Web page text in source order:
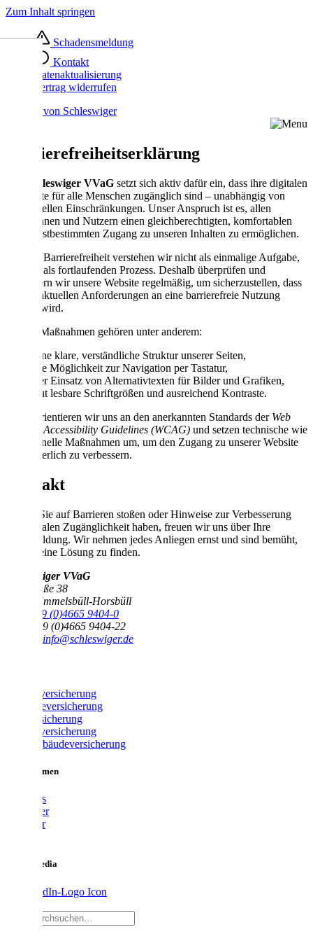
Zum Inhalt springen
Schadensmeldung
Kontakt
Datenaktualisierung
Vertrag widerrufen
Barrierefreiheits­erklärung
Schleswiger VVaG setzt sich aktiv dafür ein, dass ihre digitalen
Angebote für alle Menschen zugänglich sind – unabhängig von
individuellen Einschränkungen. Unser Anspruch ist es, allen
Nutzerinnen und Nutzern einen gleichberechtigten, komfortablen
und selbstbestimmten Zugang zu unseren Inhalten zu ermöglichen.
Digitale Barrierefreiheit verstehen wir nicht als einmalige Aufgabe,
sondern als fortlaufenden Prozess. Deshalb überprüfen und
verbessern wir unsere Website regelmäßig, um sicherzustellen, dass
sie den aktuellen Anforderungen an eine barrierefreie Nutzung
gerecht wird.
Zu den Maßnahmen gehören unter anderem:
eine klare, verständliche Struktur unserer Seiten,
die Möglichkeit zur Navigation per Tastatur,
der Einsatz von Alternativtexten für Bilder und Grafiken,
gut lesbare Schriftgrößen und ausreichend Kontraste.
Dabei orientieren wir uns an den anerkannten Standards der Web
Content Accessibility Guidelines (WCAG) und setzen technische wie
redaktionelle Maßnahmen um, um den Zugang zu unserer Website
kontinuierlich zu verbessern.
Kontakt
Sollten Sie auf Barrieren stoßen oder Hinweise zur Verbesserung
der digitalen Zugänglichkeit haben, freuen wir uns über Ihre
Rückmeldung. Wir nehmen jedes Anliegen ernst und sind bemüht,
schnell eine Lösung zu finden.
Schleswiger VVaG
Dorfstraße 38
25924 Emmelsbüll-Horsbüll
+49 (0)4665 9404-0
Fax: +49 (0)4665 9404-22
info@schleswiger.de
Fahrradversicherung
Gewerbeversicherung
Glasversicherung
Hausratversicherung
Wohngebäudeversicherung
Unternehmen
Über uns
Vermittler
Ratgeber
Social Media